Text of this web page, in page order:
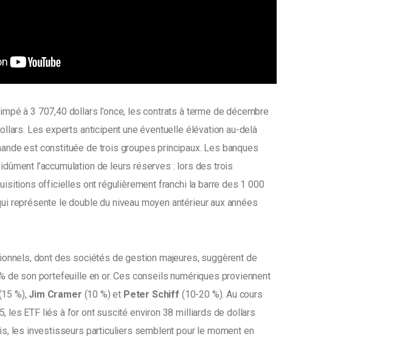
à 3 707,40 dollars l’once, les contrats à terme de décembre
Les experts anticipent une éventuelle élévation au-delà
est constituée de trois groupes principaux. Les banques
l’accumulation de leurs réserves : lors des trois
officielles ont régulièrement franchi la barre des 1 000
représente le double du niveau moyen antérieur aux années
dont des sociétés de gestion majeures, suggèrent de
de son portefeuille en or. Ces conseils numériques proviennent
%), Jim Cramer (10 %) et Peter Schiff (10-20 %). Au cours
les ETF liés à l’or ont suscité environ 38 milliards de dollars
les investisseurs particuliers semblent pour le moment en